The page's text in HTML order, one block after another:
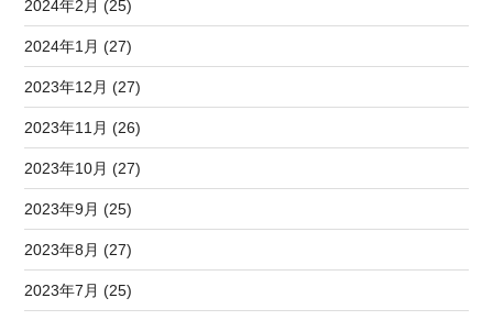
2024年2月 (25)
2024年1月 (27)
2023年12月 (27)
2023年11月 (26)
2023年10月 (27)
2023年9月 (25)
2023年8月 (27)
2023年7月 (25)